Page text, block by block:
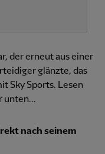
der erneut aus einer
glänzte, das
Sky Sports. Lesen
unten...
nach seinem